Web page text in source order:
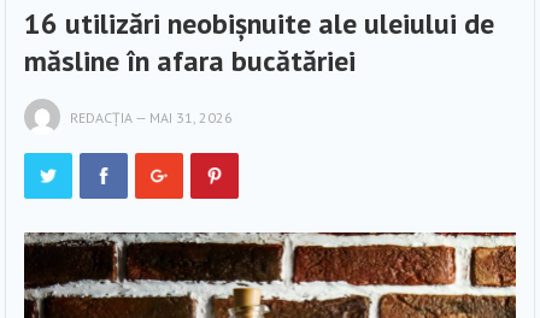
16 utilizări neobișnuite ale uleiului de
măsline în afara bucătăriei
REDACȚIA — MAI 31, 2026